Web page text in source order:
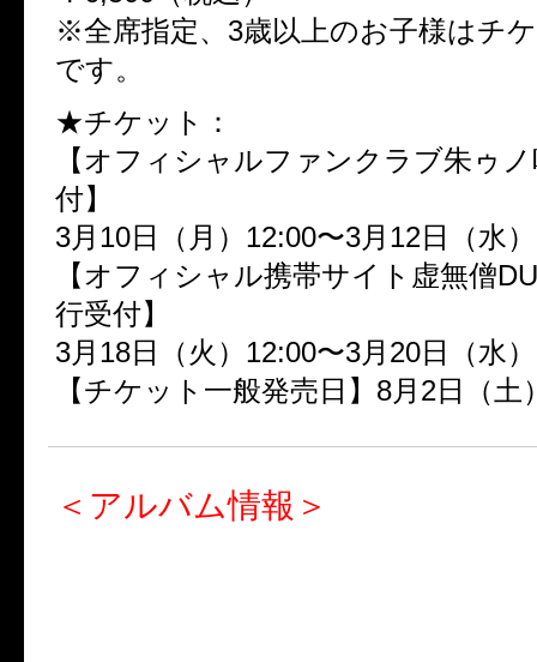
※全席指定、3歳以上のお子様はチ
です。
★チケット：
【オフィシャルファンクラブ朱ゥ
付】
3月10日（月）12:00〜3月12日（水
【オフィシャル携帯サイト虚無僧
行受付】
3月18日（火）12:00〜3月20日（水
【チケット一般発売日】8月2日（土
＜アルバム情報＞